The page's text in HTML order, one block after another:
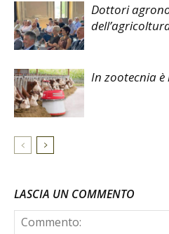
Dottori
In zootecnia è
LASCIA UN COMMENTO